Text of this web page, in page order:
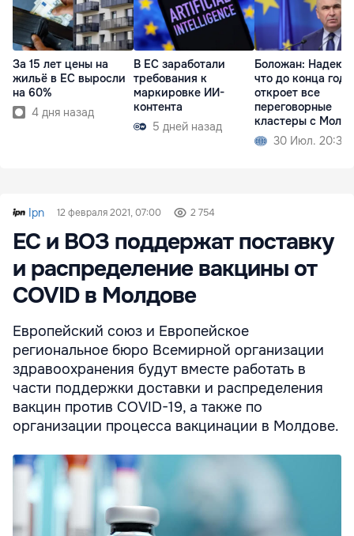
За 15 лет цены на
жильё в ЕС выросли
на 60%
4 дня назад
В ЕС заработали
требования к
маркировке ИИ-
контента
5 дней назад
Боложан:
что до конца
откроет все
переговорные
кластеры с
30 Июл. 20:36
Ipn 12 февраля 2021, 07:00 2 754
ЕС и ВОЗ поддержат поставку
и распределение вакцины от
COVID в Молдове
Европейский союз и Европейское
региональное бюро Всемирной организации
здравоохранения будут вместе работать в
части поддержки доставки и распределения
вакцин против COVID-19, а также по
организации процесса вакцинации в Молдове.